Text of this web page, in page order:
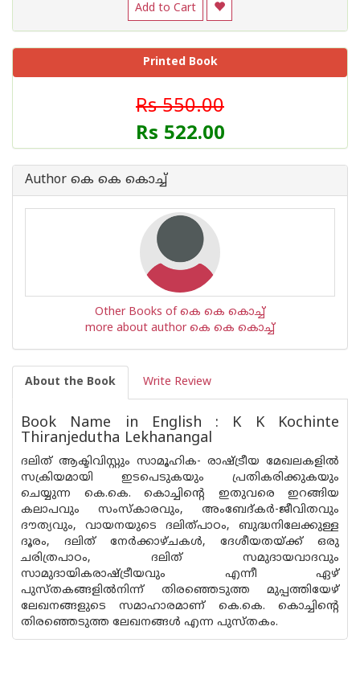
Add to Cart
Printed Book
Rs 550.00
Rs 522.00
Author കെ കെ കൊച്ച്
Other Books of കെ കെ കൊച്ച്
more about author കെ കെ കൊച്ച്
About the Book Write Review
Book Name in English : K K Kochinte
Thiranjedutha Lekhanangal
ദലിത് ആക്ടിവിസ്റ്റും സാമൂഹിക- രാഷ്ട്രീയ മേഖലകളിൽ
സക്രിയമായി ഇടപെടുകയും പ്രതികരിക്കുകയും
ചെയ്യുന്ന കെ.കെ. കൊച്ചിന്റെ ഇതുവരെ ഇറങ്ങിയ
കലാപവും സംസ്കാരവും, അംബേദ്കർ-ജീവിതവും
ദൗത്യവും, വായനയുടെ ദലിത്പാഠം, ബുദ്ധനിലേക്കുള്ള
ദൂരം, ദലിത് നേർക്കാഴ്ചകൾ, ദേശീയതയ്ക്ക് ഒരു
ചരിത്രപാഠം, ദലിത് സമുദായവാദവും
സാമുദായികരാഷ്ട്രീയവും എന്നീ ഏഴ്
പുസ്തകങ്ങളിൽനിന്ന് തിരഞ്ഞെടുത്ത മുപ്പത്തിയേഴ്
ലേഖനങ്ങളുടെ സമാഹാരമാണ് കെ.കെ. കൊച്ചിന്റെ
തിരഞ്ഞെടുത്ത ലേഖനങ്ങൾ എന്ന പുസ്തകം.